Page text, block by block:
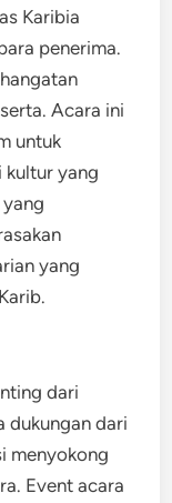
Karibia
penerima.
Acara ini
untuk
kultur yang
yang
dari
dukungan dari
menyokong
Event acara